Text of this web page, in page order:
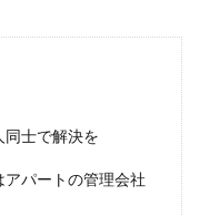
的な開け方
同士で解決を
パートの管理会社